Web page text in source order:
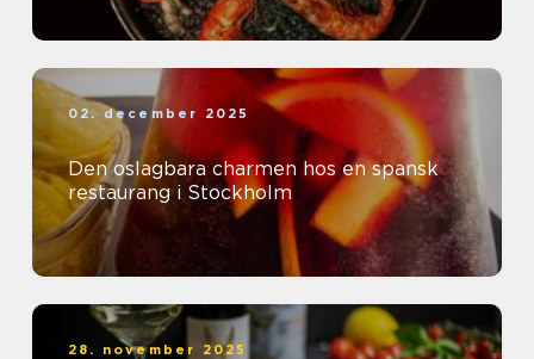
02. december 2025
Den oslagbara charmen hos en spansk
restaurang i Stockholm
28. november 2025